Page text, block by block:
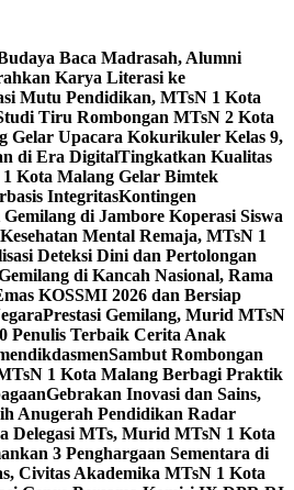
Baca Madrasah, Alumni
Karya Literasi ke
Mutu Pendidikan, MTsN 1 Kota
Tiru Rombongan MTsN 2 Kota
Gelar Upacara Kokurikuler Kelas 9,
di Era DigitalTingkatkan Kualitas
Kota Malang Gelar Bimtek
IntegritasKontingen
di Jambore Koperasi Siswa
Mental Remaja, MTsN 1
Deteksi Dini dan Pertolongan
di Kancah Nasional, Rama
KOSSMI 2026 dan Bersiap
Prestasi Gemilang, Murid MTsN
Penulis Terbaik Cerita Anak
Sambut Rombongan
1 Kota Malang Berbagi Praktik
Gebrakan Inovasi dan Sains,
Anugerah Pendidikan Radar
Delegasi MTs, Murid MTsN 1 Kota
3 Penghargaan Sementara di
Civitas Akademika MTsN 1 Kota